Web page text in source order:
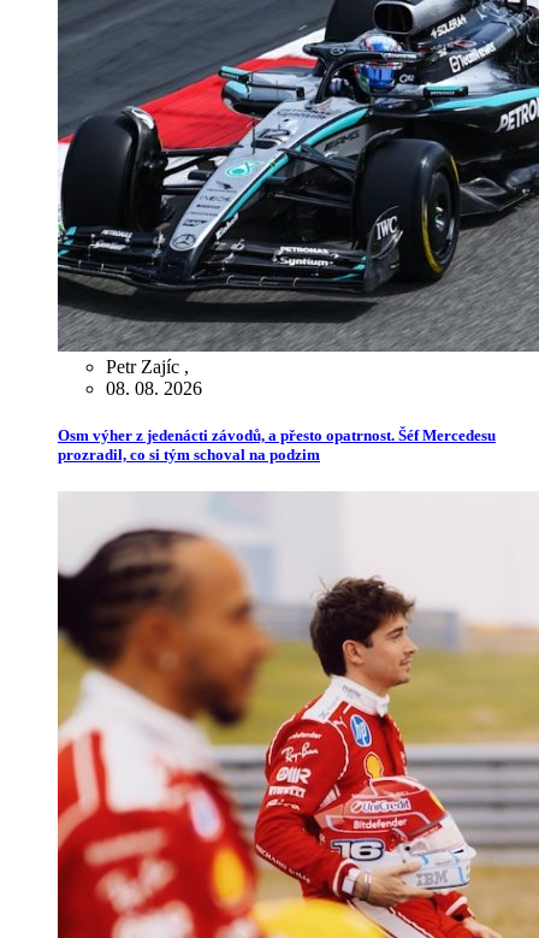
Petr Zajíc ,
08. 08. 2026
Osm výher z jedenácti závodů, a přesto opatrnost. Šéf Mercedesu
prozradil, co si tým schoval na podzim